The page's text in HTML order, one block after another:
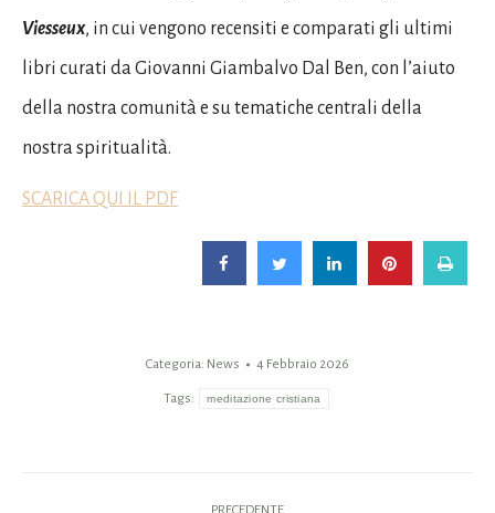
Viesseux, in cui vengono recensiti e comparati gli ultimi
libri curati da Giovanni Giambalvo Dal Ben, con l’aiuto
della nostra comunità e su tematiche centrali della
nostra spiritualità.
SCARICA QUI IL PDF
Categoria: News 4 Febbraio 2026
Tags: meditazione cristiana